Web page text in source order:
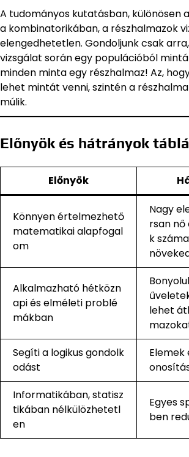
A tudományos kutatásban, különösen
a kombinatorikában, a részhalmazok
elengedhetetlen. Gondoljunk csak
vizsgálat során egy populációból
minden minta egy részhalmaz! Az,
lehet mintát venni, szintén a
múlik.
Előnyök és hátrányok
Előnyök
Könnyen értelmezhető
matematikai alapfogal
om
Nagy
rsan nő
k
Alkalmazható hétközn
api és elméleti problé
mákban
lehet
Segíti a logikus gondolk
odást
Informatikában, statisz
tikában nélkülözhetetl
en
Egyes
ben